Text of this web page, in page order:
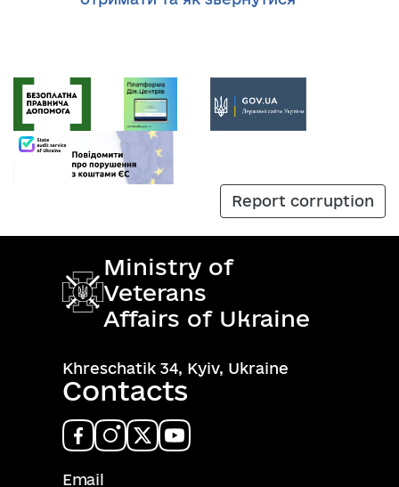
Report corruption
Ministry of
Veterans
Affairs of Ukraine
Khreschatik 34, Kyiv, Ukraine
Contacts
Email